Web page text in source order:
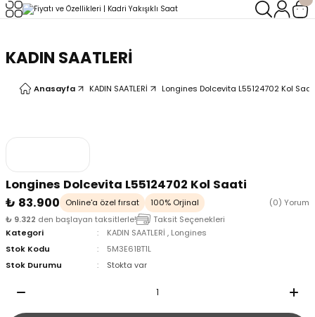
KADIN SAATLERİ
Anasayfa KADIN SAATLERİ Longines Dolcevita L55124702 Kol
Longines Dolcevita L55124702 Kol Saati
₺ 83.900
Online'a özel fırsat 100% Orjinal
(0) Yorum
₺ 9.322 den başlayan taksitlerle!
Taksit Seçenekleri
Kategori
KADIN SAATLERİ , Longines
Stok Kodu
5M3E61BT1L
Stok Durumu
Stokta var
Geri Dön
Geri Dön